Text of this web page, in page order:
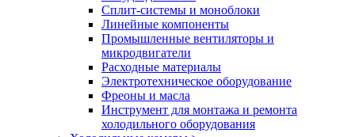
Cплит-системы и моноблоки
Линейные компоненты
Промышленные вентиляторы и
микродвигатели
Расходные материалы
Электротехническое оборудование
Фреоны и масла
Инструмент для монтажа и ремонта
холодильного оборудования